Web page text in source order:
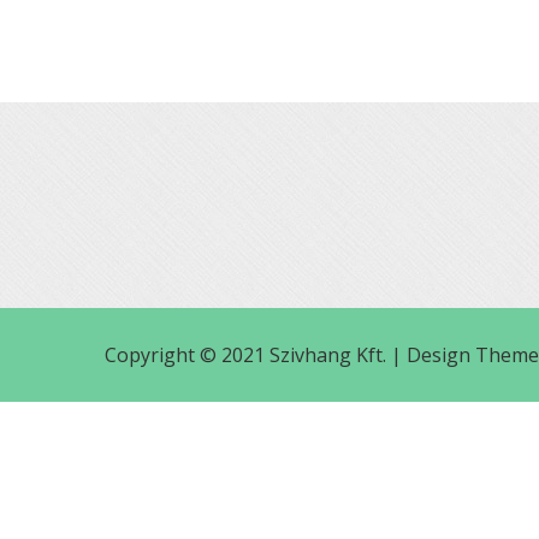
Copyright © 2021 Szivhang Kft. | Design